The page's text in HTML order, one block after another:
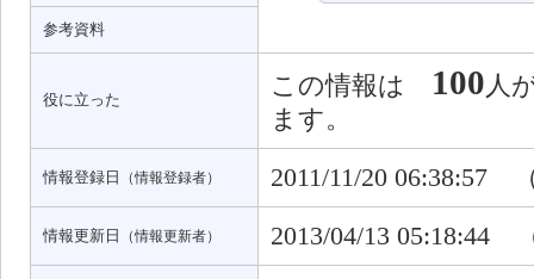
参考資料
役に立った この情報は 100人
ます。
情報登録日 （情報登録者） 2011/11/20 06:38:57
情報更新日 （情報更新者） 2013/04/13 05:18:44